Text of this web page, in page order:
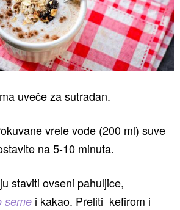
uveče za sutradan.
vrele vode (200 ml) suve
na 5-10 minuta.
staviti ovseni pahuljice,
seme i kakao. Preliti kefirom i